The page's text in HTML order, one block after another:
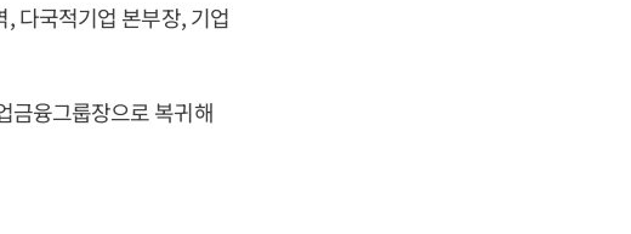
다국적기업 본부장, 기업
금융그룹장으로 복귀해